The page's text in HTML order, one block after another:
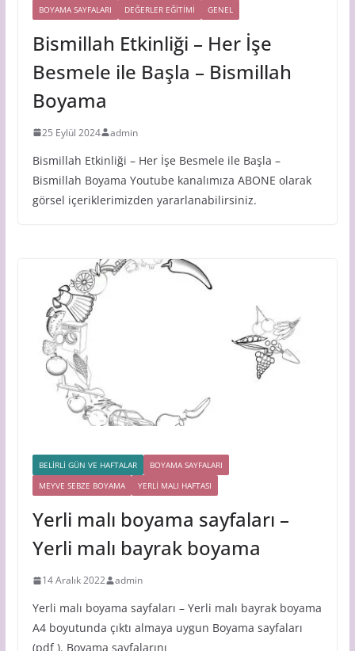
BOYAMA SAYFALARI DEĞERLER EĞİTİMİ GENEL
Bismillah Etkinliği – Her İşe
Besmele ile Başla – Bismillah
Boyama
25 Eylül 2024 admin
Bismillah Etkinliği – Her İşe Besmele ile Başla –
Bismillah Boyama Youtube kanalımıza ABONE olarak
görsel içeriklerimizden yararlanabilirsiniz.
BELİRLİ GÜN VE HAFTALAR
BOYAMA SAYFALARI
MEYVE SEBZE BOYAMA
YERLİ MALI HAFTASI
Yerli malı boyama sayfaları –
Yerli malı bayrak boyama
14 Aralık 2022 admin
Yerli malı boyama sayfaları – Yerli malı bayrak boyama
A4 boyutunda çıktı almaya uygun Boyama sayfaları
(pdf ). Boyama sayfalarını